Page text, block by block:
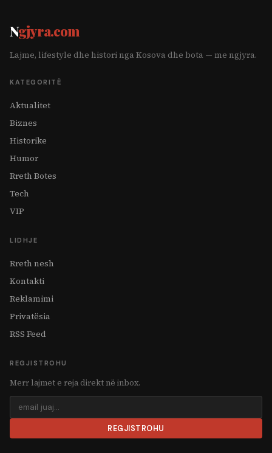
Ngjyra.com
Lajme, lifestyle dhe histori nga Kosova dhe bota — me ngjyra.
KATEGORITË
Aktualitet
Biznes
Historike
Humor
Rreth Botes
Tech
VIP
LIDHJE
Rreth nesh
Kontakti
Reklamimi
Privatësia
RSS Feed
REGJISTROHU
Merr lajmet e reja direkt në inbox.
REGJISTROHU